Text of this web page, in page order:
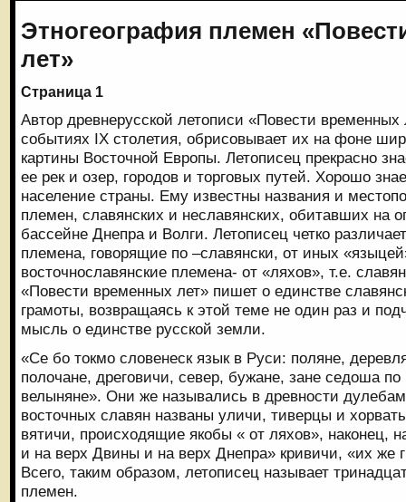
Этногеография племен
лет»
Страница 1
Автор древнерусской летописи «Повести временных
событиях IX столетия, обрисовывает их на фоне
картины Восточной Европы. Летописец прекрасно
ее рек и озер, городов и торговых путей. Хорошо
население страны. Ему известны названия и
племен, славянских и неславянских, обитавших на
бассейне Днепра и Волги. Летописец четко
племена, говорящие по –славянски, от иных
восточнославянские племена- от «ляхов», т.е.
«Повести временных лет» пишет о единстве
грамоты, возвращаясь к этой теме не один раз и
мысль о единстве русской земли.
«Се бо токмо словенеск язык в Руси: поляне,
полочане, дреговичи, север, бужане, зане седоша
велыняне». Они же назывались в древности
восточных славян названы уличи, тиверцы и
вятичи, происходящие якобы « от ляхов», наконец,
и на верх Двины и на верх Днепра» кривичи, «их же
Всего, таким образом, летописец называет
племен.